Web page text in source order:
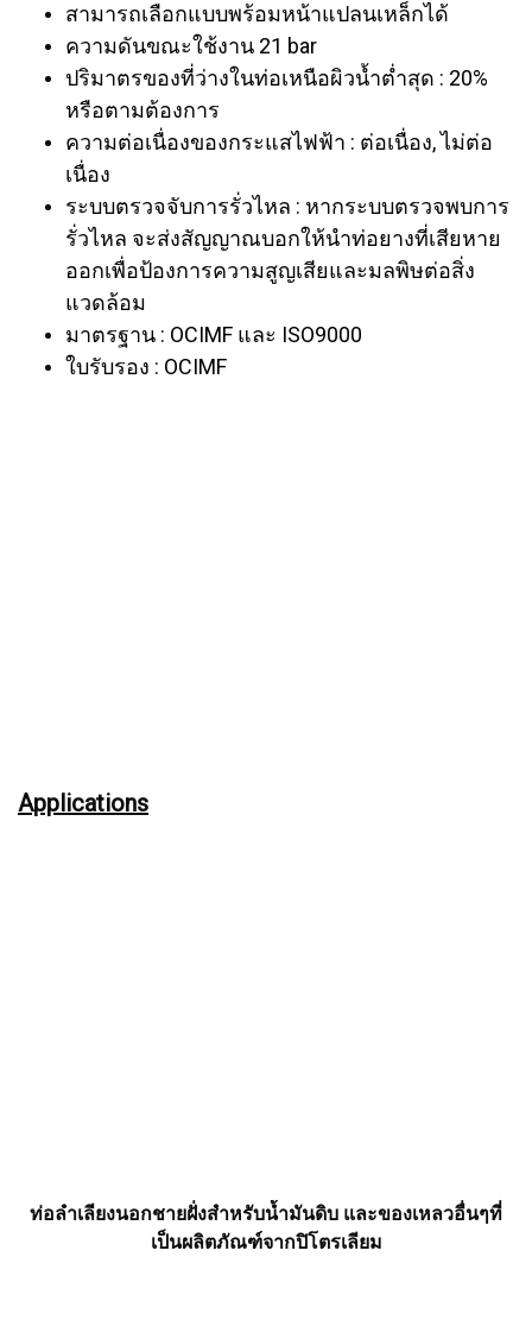
สามารถเลือกแบบพร้อมหน้าแปลนเหล็กได้
ความดันขณะใช้งาน 21 bar
ปริมาตรของที่ว่างในท่อเหนือผิวน้ำต่ำสุด : 20%
หรือตามต้องการ
ความต่อเนื่องของกระแสไฟฟ้า : ต่อเนื่อง, ไม่ต่อ
เนื่อง
ระบบตรวจจับการรั่วไหล : หากระบบตรวจพบการ
รั่วไหล จะส่งสัญญาณบอกให้นำท่อยางที่เสียหาย
ออกเพื่อป้องการความสูญเสียและมลพิษต่อสิ่ง
แวดล้อม
มาตรฐาน : OCIMF และ ISO9000
ใบรับรอง : OCIMF
Applications
ท่อลำเลียงนอกชายฝั่งสำหรับน้ำมันดิบ และของเหลวอื่นๆที่
เป็นผลิตภัณฑ์จากปิโตรเลียม